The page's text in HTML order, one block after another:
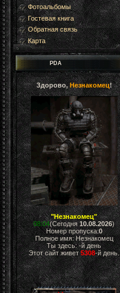
Фотоальбомы
Гостевая книга
Обратная связь
Карта
PDA
Здорово,Незнакомец!
"Незнакомец"
08:04(Сегодня10.08.2026)
Номер пропуска:0
Полное имя: Незнакомец
Ты здесь:-й день
Этот сайт живет5308-й день.